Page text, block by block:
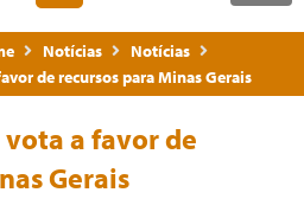
Notícias
Notícias
de recursos para Minas Gerais
a favor de
Gerais